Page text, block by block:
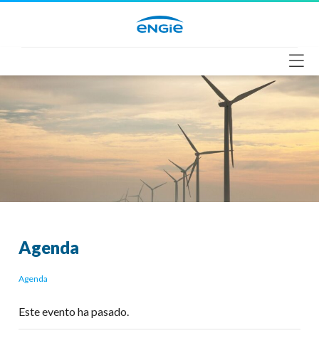
Agenda
Agenda
Este evento ha pasado.